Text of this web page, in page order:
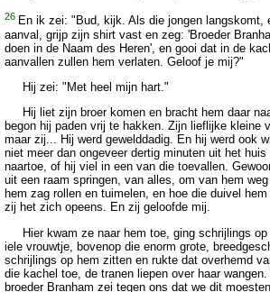
26 En ik zei: "Bud, kijk. Als die jongen langskomt,
aanval, grijp zijn shirt vast en zeg: 'Broeder
doen in de Naam des Heren', en gooi dat in de
aanvallen zullen hem verlaten. Geloof je mij?"
Hij zei: "Met heel mijn hart."
Hij liet zijn broer komen en bracht hem daar
begon hij paden vrij te hakken. Zijn lieflijke kleine
maar zij... Hij werd gewelddadig. En hij werd ook
niet meer dan ongeveer dertig minuten uit het
naartoe, of hij viel in een van die toevallen.
uit een raam springen, van alles, om van hem
hem zag rollen en tuimelen, en hoe die duivel
zij het zich opeens. En zij geloofde mij.
Hier kwam ze naar hem toe, ging schrijlings op
iele vrouwtje, bovenop die enorm grote,
schrijlings op hem zitten en rukte dat overhemd
die kachel toe, de tranen liepen over haar wangen.
broeder Branham zei tegen ons dat we dit